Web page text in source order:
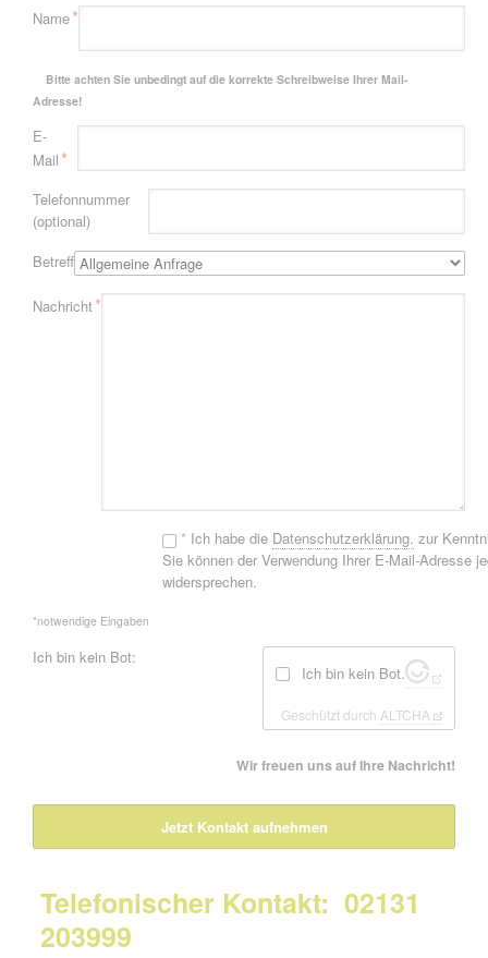
Pflichtfeld
Name*
Bitte achten Sie unbedingt auf die korrekte Schreibweise Ihrer Mail-
Adresse!
Pflichtfeld
E-
Mail *
Telefonnummer
(optional)
Betreff
Pflichtfeld
Nachricht*
* Ich habe die Datenschutzerklärung. zur
Sie können der Verwendung Ihrer E-Mail-Adresse
widersprechen.
*notwendige Eingaben
Ich bin kein Bot:
Ich bin kein Bot.
Geschützt durch ALTCHA
Wir freuen uns auf Ihre Nachricht!
Jetzt Kontakt aufnehmen
Telefonischer Kontakt: 02131
203999